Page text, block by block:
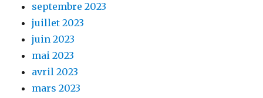
septembre 2023
juillet 2023
juin 2023
mai 2023
avril 2023
mars 2023